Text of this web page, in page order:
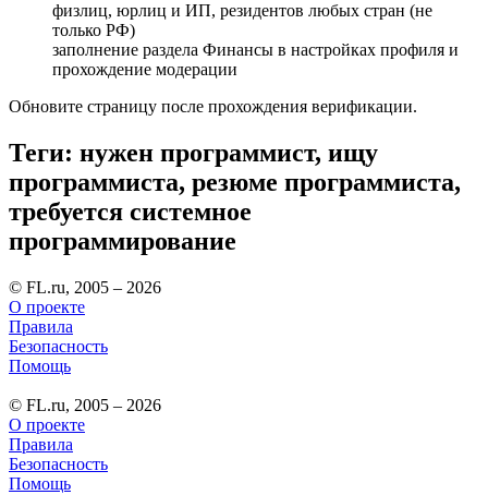
физлиц, юрлиц и ИП, резидентов любых стран (не
только РФ)
заполнение раздела Финансы в настройках профиля и
прохождение модерации
Обновите страницу после прохождения верификации.
Теги: нужен программист, ищу
программиста, резюме программиста,
требуется системное
программирование
© FL.ru, 2005 – 2026
О проекте
Правила
Безопасность
Помощь
© FL.ru, 2005 – 2026
О проекте
Правила
Безопасность
Помощь